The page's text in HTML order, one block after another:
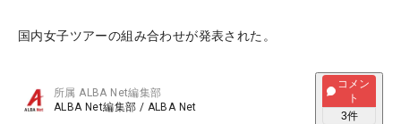
国内女子ツアーの組み合わせが発表された。
所属ALBA Net編集部
ALBA Net編集部 / ALBA Net
コメン
ト
3件